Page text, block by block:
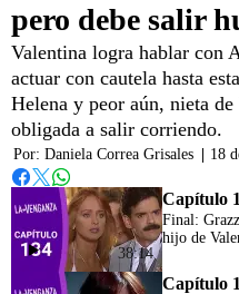
pero debe salir
Valentina logra hablar con
actuar con cautela hasta
Helena y peor aún, nieta
obligada a salir corriendo.
Por: Daniela Correa Grisales 18
Facebook
TwitterWhatsapp
38:14
Capítulo
Final:
hijo de
Capítulo